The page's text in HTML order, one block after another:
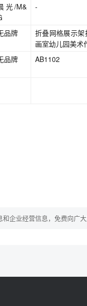
光/M&
-
品牌
折叠网格展示
画室幼儿园美术
品牌 AB1102
企业经营信息，免费向广大